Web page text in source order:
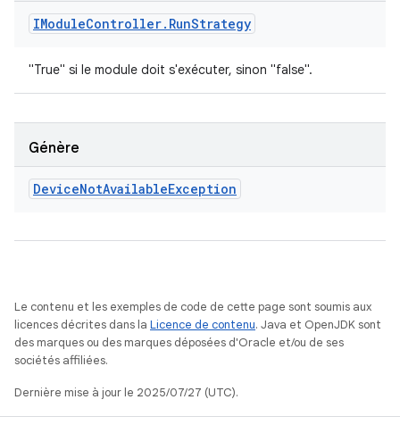
IModuleController. RunStrategy
"True" si le module doit s'exécuter, sinon "false".
Génère
DeviceNotAvailableException
Le contenu et les exemples de code de cette page sont soumis aux
licences décrites dans la Licence de contenu. Java et OpenJDK sont
des marques ou des marques déposées d'Oracle et/ou de ses
sociétés affiliées.
Dernière mise à jour le 2025/07/27 (UTC).